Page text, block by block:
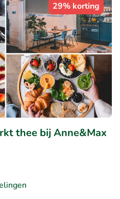
29% korting
thee bij Anne&Max